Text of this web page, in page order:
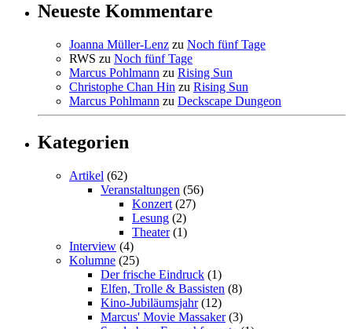
Neueste Kommentare
Joanna Müller-Lenz zu Noch fünf Tage
RWS zu Noch fünf Tage
Marcus Pohlmann zu Rising Sun
Christophe Chan Hin zu Rising Sun
Marcus Pohlmann zu Deckscape Dungeon
Kategorien
Artikel (62)
Veranstaltungen (56)
Konzert (27)
Lesung (2)
Theater(1)
Interview (4)
Kolumne (25)
Der frische Eindruck (1)
Elfen, Trolle & Bassisten (8)
Kino-Jubiläumsjahr(12)
Marcus' Movie Massaker(3)